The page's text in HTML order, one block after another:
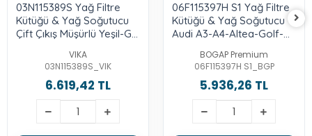
03N115389S Yağ Filtre
Kütüğü & Yağ Soğutucu
Çift Çıkış Müşürlü Yeşil-Gri
15-18-Touareg-3.0-Tdı-
Crca-Porsche-Cayenne-
Panamera-Macan
VIKA
03N115389S_VIK
6.619,42 TL
06F115397H S1 Yağ Filtre
Kütüğü & Yağ Soğutucu -
Audi A3-A4-Altea-Golf-
Passat-2.0-Bwa-Axx-Bpy
BOGAP Premium
06F115397H S1_BGP
5.936,26 TL